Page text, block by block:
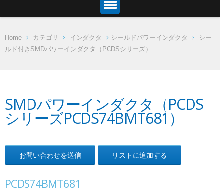
Home カテゴリ インダクタ シールドパワーインダクタ
シー
ルド付きSMDパワーインダクタ（PCDSシリーズ）
SMDパワーインダクタ（PCDS
シリーズPCDS74BMT681）
お問い合わせを送信 リストに追加する
PCDS74BMT681